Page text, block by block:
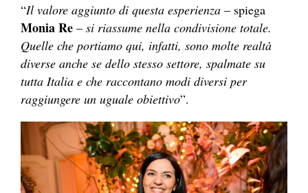
“Il valore aggiunto di questa esperienza – spiega
Monia Re – si riassume nella condivisione totale.
Quelle che portiamo qui, infatti, sono molte realtà
diverse anche se dello stesso settore, spalmate su
tutta Italia e che raccontano modi diversi per
raggiungere un uguale obiettivo”.